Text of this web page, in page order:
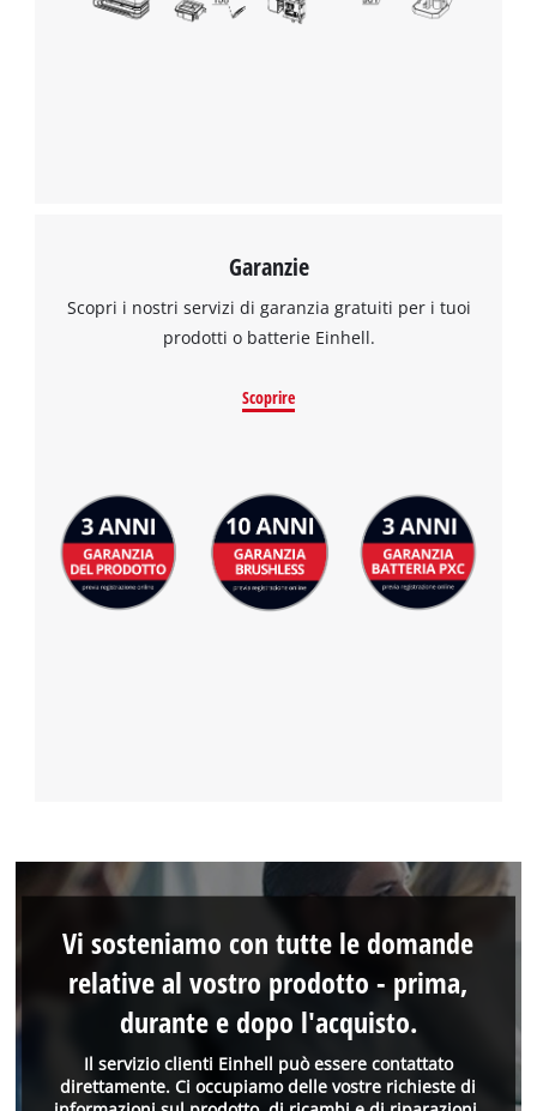
Garanzie
Scopri i nostri servizi di garanzia gratuiti per i tuoi
prodotti o batterie Einhell.
Scoprire
Il servizio clienti Einhell può essere contattato
direttamente. Ci occupiamo delle vostre richieste di
Vi sosteniamo con tutte le domande
relative al vostro prodotto - prima,
durante e dopo l'acquisto.